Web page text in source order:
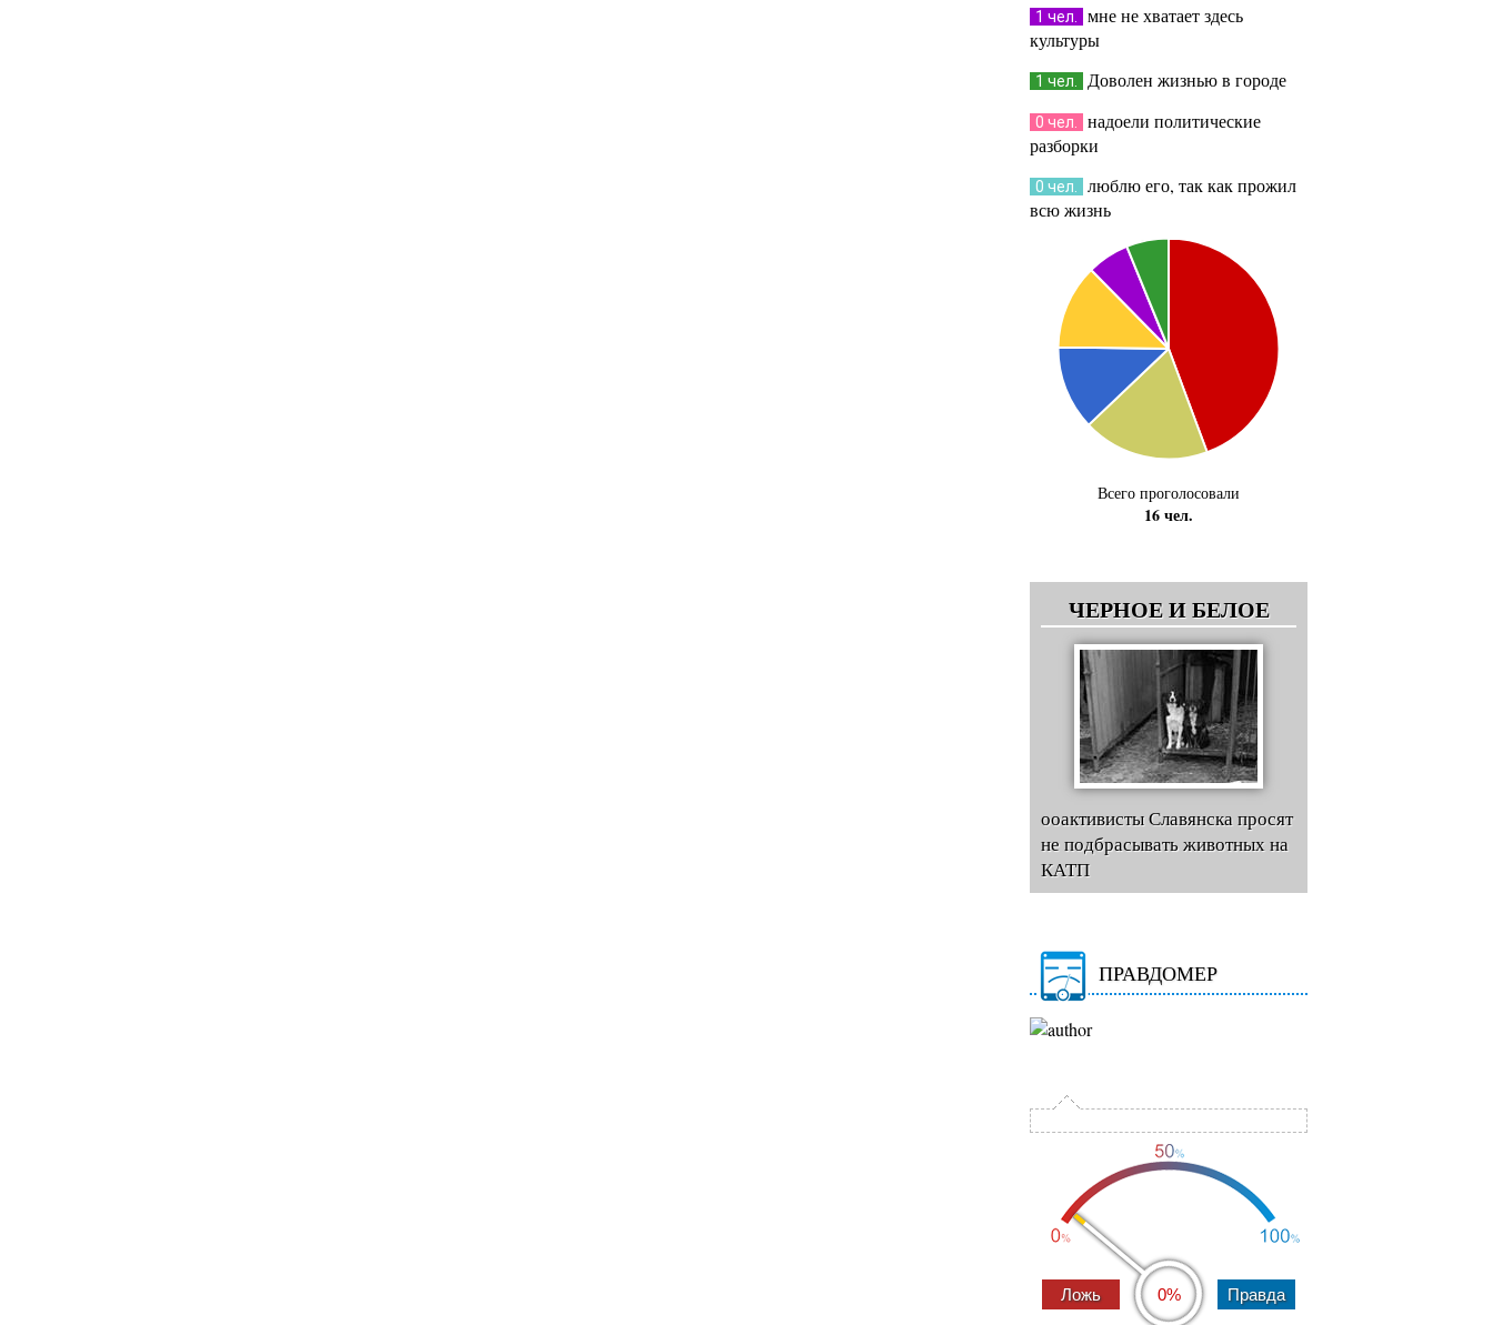
1 чел.
мне не хватает здесь
культуры
1 чел. Доволен жизнью в городе
0 чел.
надоели политические
разборки
0 чел.
люблю его, так как прожил
всю жизнь
Всего проголосовали
16 чел.
ЧЕРНОЕ И БЕЛОЕ
ооактивисты Славянска просят
не подбрасывать животных на
КАТП
ПРАВДОМЕР
0%